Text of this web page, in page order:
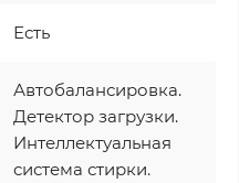
Есть
Автобалансировка.
Детектор загрузки.
Интеллектуальная
система стирки.